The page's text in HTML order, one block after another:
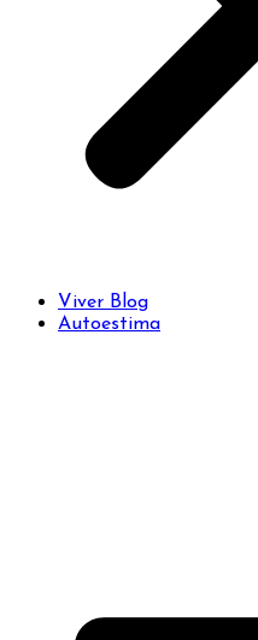
Viver Blog
Autoestima